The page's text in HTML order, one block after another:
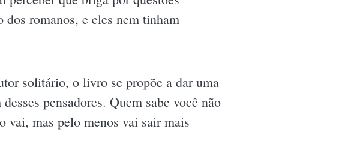
romanos, e eles nem tinham
solitário, o livro se propõe a dar uma
pensadores. Quem sabe você não
vai, mas pelo menos vai sair mais